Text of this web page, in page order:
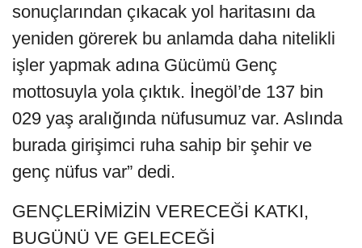
sonuçlarından çıkacak yol haritasını da
yeniden görerek bu anlamda daha nitelikli
işler yapmak adına Gücümü Genç
mottosuyla yola çıktık. İnegöl’de 137 bin
029 yaş aralığında nüfusumuz var. Aslında
burada girişimci ruha sahip bir şehir ve
genç nüfus var” dedi.
GENÇLERİMİZİN VERECEĞİ KATKI,
BUGÜNÜ VE GELECEĞİ